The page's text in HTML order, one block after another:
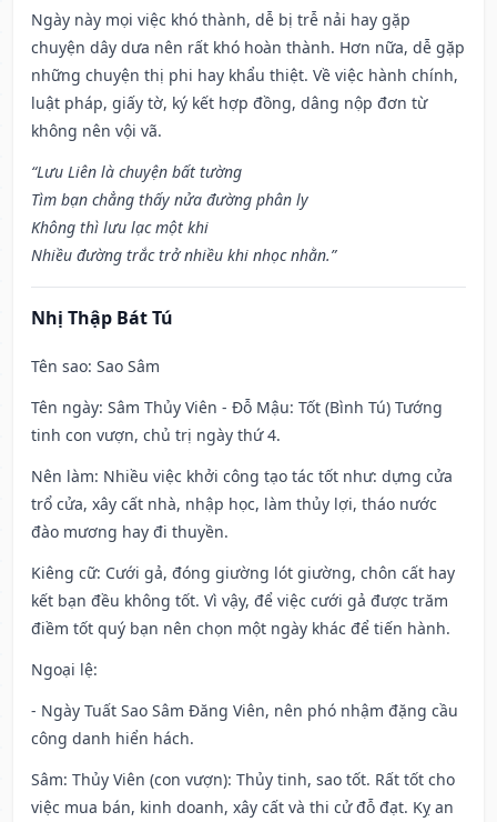
Ngày này mọi việc khó thành, dễ bị trễ nải hay gặp
chuyện dây dưa nên rất khó hoàn thành. Hơn nữa, dễ gặp
những chuyện thị phi hay khẩu thiệt. Về việc hành chính,
luật pháp, giấy tờ, ký kết hợp đồng, dâng nộp đơn từ
không nên vội vã.
“Lưu Liên là chuyện bất tường
Tìm bạn chẳng thấy nửa đường phân ly
Không thì lưu lạc một khi
Nhiều đường trắc trở nhiều khi nhọc nhằn.”
Nhị Thập Bát Tú
Tên sao: Sao Sâm
Tên ngày: Sâm Thủy Viên - Đỗ Mậu: Tốt (Bình Tú) Tướng
tinh con vượn, chủ trị ngày thứ 4.
Nên làm: Nhiều việc khởi công tạo tác tốt như: dựng cửa
trổ cửa, xây cất nhà, nhập học, làm thủy lợi, tháo nước
đào mương hay đi thuyền.
Kiêng cữ: Cưới gả, đóng giường lót giường, chôn cất hay
kết bạn đều không tốt. Vì vậy, để việc cưới gả được trăm
điềm tốt quý bạn nên chọn một ngày khác để tiến hành.
Ngoại lệ:
- Ngày Tuất Sao Sâm Đăng Viên, nên phó nhậm đặng cầu
công danh hiển hách.
Sâm: Thủy Viên (con vượn): Thủy tinh, sao tốt. Rất tốt cho
việc mua bán, kinh doanh, xây cất và thi cử đỗ đạt. Kỵ an